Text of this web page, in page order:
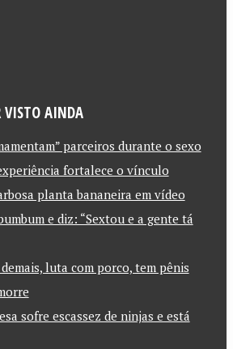
VISTO AINDA
parceiros durante o sexo
fortalece o vínculo
planta bananeira em vídeo
e diz: “Sextou e a gente tá
luta com porco, tem pênis
sofre escassez de ninjas e está